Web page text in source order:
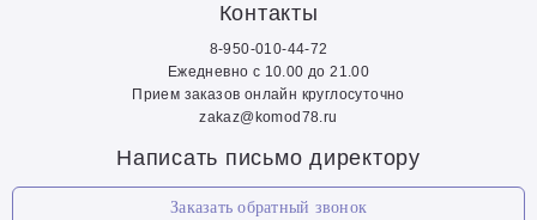
Контакты
8-950-010-44-72
Ежедневно с 10.00 до 21.00
Прием заказов онлайн круглосуточно
zakaz@komod78.ru
Написать письмо директору
Заказать обратный звонок